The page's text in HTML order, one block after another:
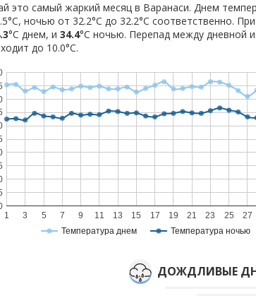
это самый жаркий месяц в Варанаси. Днем
ночью от 32.2°C до 32.2°C соответственно.
°C днем, и 34.4°C ночью. Перепад между дневной
до 10.0°С.
Температура днем Температура ночью
1 3 5 7 9 11 13 15 17 19 21 23 25 27
ДОЖДЛИВЫЕ